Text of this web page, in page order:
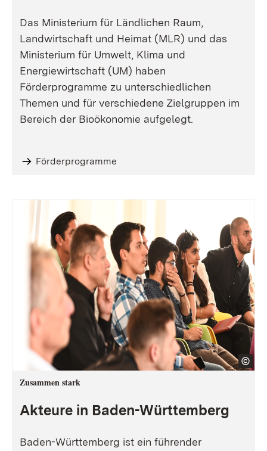
Das Ministerium für Ländlichen Raum,
Landwirtschaft und Heimat (MLR) und das
Ministerium für Umwelt, Klima und
Energiewirtschaft (UM) haben
Förderprogramme zu unterschiedlichen
Themen und für verschiedene Zielgruppen im
Bereich der Bioökonomie aufgelegt.
Förderprogramme
Zusammen stark
Akteure in Baden-Württemberg
Baden-Württemberg ist ein führender